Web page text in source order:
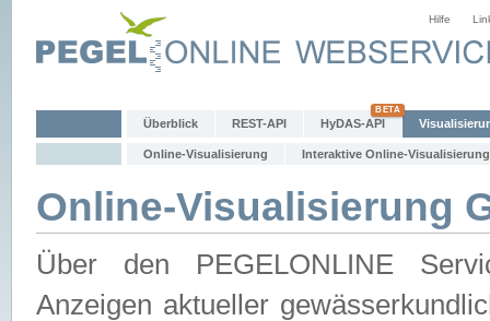
Hilfe
Überblick REST-API HyDAS-API
Online-Visualisierung Interaktive Online-Visualisierung
Online-Visualisierung
Über den PEGELONLINE
Anzeigen aktueller